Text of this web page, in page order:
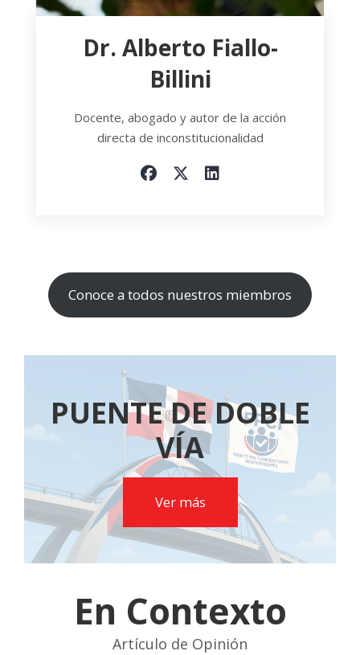
Dr. Alberto Fiallo-
Billini
Docente, abogado y autor de la acción
directa de inconstitucionalidad
Conoce a todos nuestros miembros
PUENTE DE DOBLE
VÍA
Ver más
En Contexto
Artículo de Opinión